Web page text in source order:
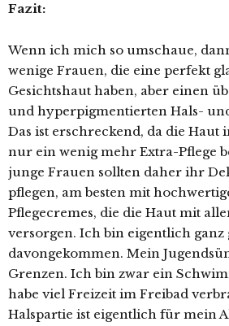
Fazit:
Wenn ich mich so umschaue,
wenige Frauen, die eine perfekt
Gesichtshaut haben, aber einen
und hyperpigmentierten Hals-
Das ist erschreckend, da die Haut
nur ein wenig mehr Extra-Pflege
junge Frauen sollten daher ihr
pflegen, am besten mit
Pflegecremes, die die Haut mit
versorgen. Ich bin eigentlich
davongekommen. Mein
Grenzen. Ich bin zwar ein
habe viel Freizeit im Freibad
Halspartie ist eigentlich für mein